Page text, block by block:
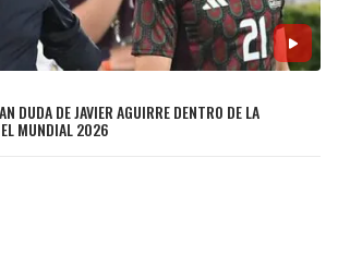
DUDA DE JAVIER AGUIRRE DENTRO DE LA
MUNDIAL 2026